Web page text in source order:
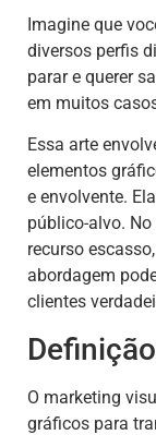
Imagine que
diversos perfis
parar e querer
em muitos
Essa arte
elementos
e envolvente.
público-alvo.
recurso
abordagem
clientes
O marketing
gráficos para